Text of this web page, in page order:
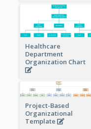
Healthcare
Department
Organization Chart
Project-Based
Organizational
Template